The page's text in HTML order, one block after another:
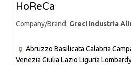
HoReCa
Company/Brand: Greci Industria
Abruzzo Basilicata Calabria
Venezia Giulia Lazio Liguria